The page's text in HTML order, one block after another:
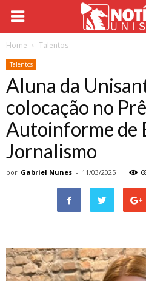
Home Talentos
Talentos
Aluna da
colocação no
Autoinforme de
Jornalismo
por Gabriel Nunes - 11/03/2025